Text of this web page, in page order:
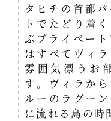
タヒチの首都
トでたどり着
ぶプライベー
はすべてヴィ
雰囲気漂うお
す。ヴィラか
ルーのラグー
に流れる島の時